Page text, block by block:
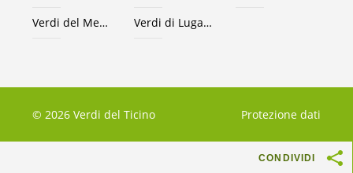
CONDIVIDI
Verdi del Mendrisiotto Verdi di Lugano
© 2026 Verdi del Ticino Protezione dati